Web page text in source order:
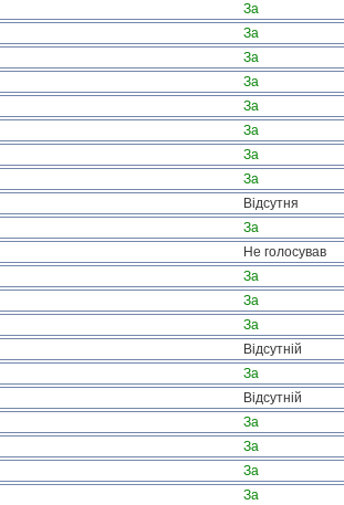
За
За
За
За
За
За
За
За
Відсутня
За
Не голосував
За
За
За
Відсутній
За
Відсутній
За
За
За
За